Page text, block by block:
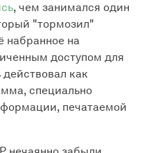
, чем занимался один
"тормозил"
набранное на
доступом для
действовал как
специально
печатаемой